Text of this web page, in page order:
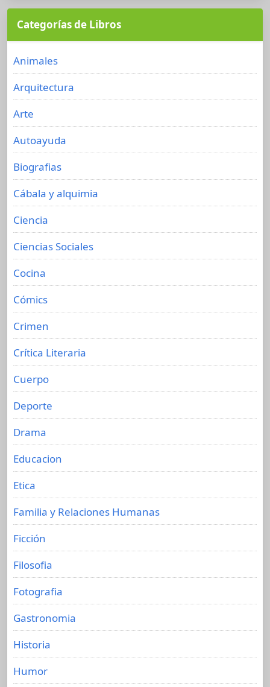
Categorías de Libros
Animales
Arquitectura
Arte
Autoayuda
Biografias
Cábala y alquimia
Ciencia
Ciencias Sociales
Cocina
Cómics
Crimen
Crítica Literaria
Cuerpo
Deporte
Drama
Educacion
Etica
Familia y Relaciones Humanas
Ficción
Filosofia
Fotografia
Gastronomia
Historia
Humor